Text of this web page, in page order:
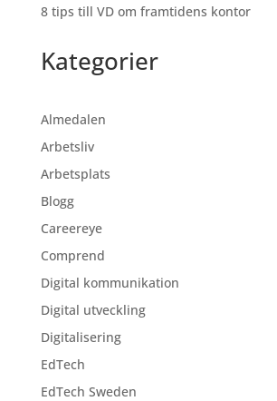
8 tips till VD om framtidens kontor
Kategorier
Almedalen
Arbetsliv
Arbetsplats
Blogg
Careereye
Comprend
Digital kommunikation
Digital utveckling
Digitalisering
EdTech
EdTech Sweden